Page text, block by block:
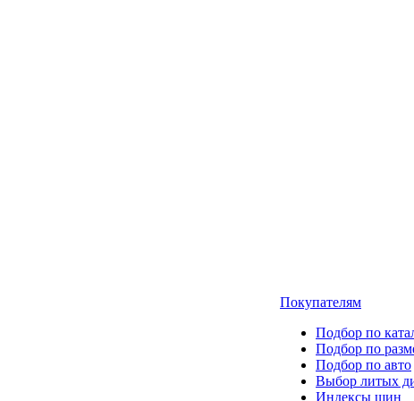
Покупателям
Подбор по
Подбор по
Подбор по авто
Выбор литых
Индексы шин